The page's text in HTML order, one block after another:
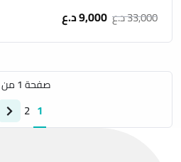
33,000د.ع 9,000د.ع
صفحة1من
1
2